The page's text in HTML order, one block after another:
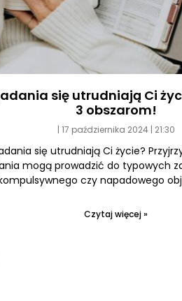
się utrudniają Ci
3 obszarom!
17 października 2024 21:30
się utrudniają Ci życie?
mogą prowadzić do typowych
czy napadowego
Czytaj więcej »